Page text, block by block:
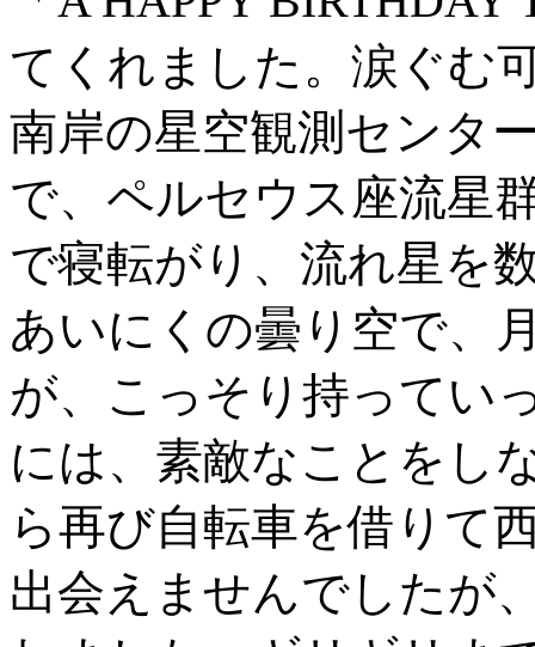
てくれました。涙ぐむ
南岸の星空観測センタ
で、ペルセウス座流星
で寝転がり、流れ星を
あいにくの曇り空で、
が、こっそり持ってい
には、素敵なことをし
ら再び自転車を借りて
出会えませんでしたが